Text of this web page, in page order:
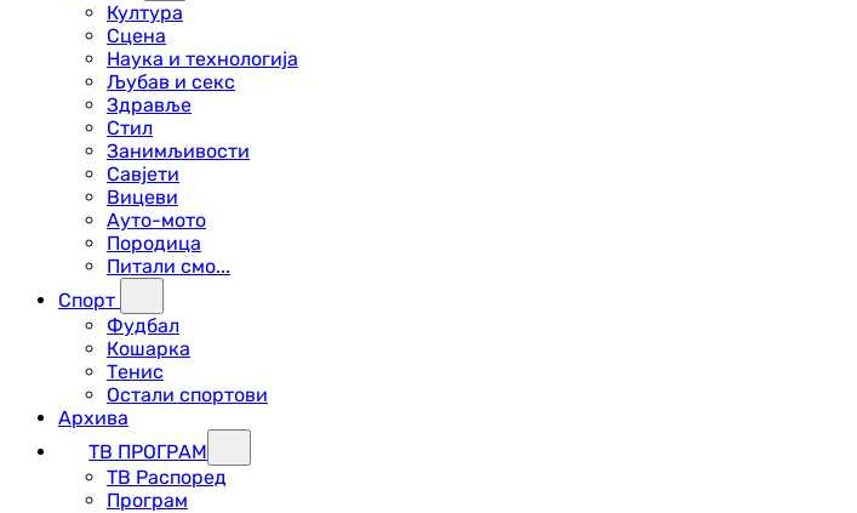
Култура
Сцена
Наука и технологија
Љубав и секс
Здравље
Стил
Занимљивости
Савјети
Вицеви
Ауто-мото
Породица
Питали смо...
Спорт
Фудбал
Кошарка
Тенис
Остали спортови
Архива
ТВ ПРОГРАМ
ТВ Распоред
Програм